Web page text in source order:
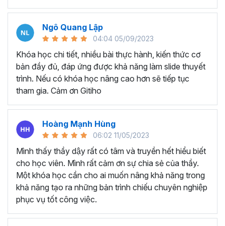
Tiết kiệm thời gian để tạo và thiết kế các bài thuyết
trình chất lượng cao
Tự tay tạo ra các game tương tác như đồng hồ đếm
ngược, nhìn bóng đoán ảnh, vòng quay may mắn, ai
là triệu phú
Những ưu đãi tuyệt vời mà chỉ có khóa học này mới
có:
Bộ cung cụ Islide, 100+ font chữ được đính kèm trong
khóa học mà Gitiho muốn gửi tặng sẽ giúp bạn nâng cao
70% hiệu suất thiết kế Slide. Tặng kèm 500+ Template
Slide chuyên nghiệp - ấn tượng sẽ giúp bạn tùy chỉnh
Slide một cách nhanh nhất.
Các câu hỏi học viên thường
hỏi về về khóa học
Powerpoint của Gitiho
Ngô Quang Lập
04:04 05/09/2023
Khóa học chi tiết, nhiều bài thực hành, kiến thức cơ
bản đầy đủ, đáp ứng được khả năng làm slide thuyết
trình. Nếu có khóa học nâng cao hơn sẽ tiếp tục
tham gia. Cảm ơn Gitiho
Hoàng Mạnh Hùng
06:02 11/05/2023
Mình thấy thầy dậy rất có tâm và truyền hết hiểu biết
cho học viên. Mình rất cảm ơn sự chia sẻ của thầy.
Một khóa học cần cho ai muốn nâng khả năng trong
khả năng tạo ra những bản trình chiếu chuyên nghiệp
phục vụ tốt công việc.